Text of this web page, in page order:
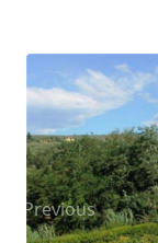
Previous